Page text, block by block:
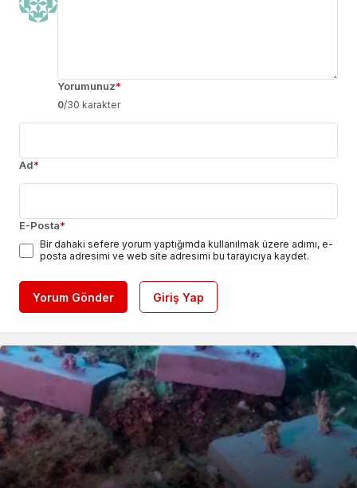
Yorumunuz*
0/30 karakter
Ad*
E-Posta*
Bir dahaki sefere yorum yaptığımda kullanılmak üzere adımı, e-
posta adresimi ve web site adresimi bu tarayıcıya kaydet.
Yorum Gönder Giriş Yap